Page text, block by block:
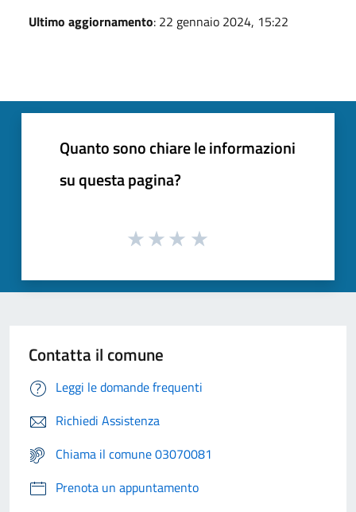
Ultimo aggiornamento: 22 gennaio 2024, 15:22
Quanto sono chiare le informazioni
su questa pagina?
Contatta il comune
Leggi le domande frequenti
Richiedi Assistenza
Chiama il comune 03070081
Prenota un appuntamento